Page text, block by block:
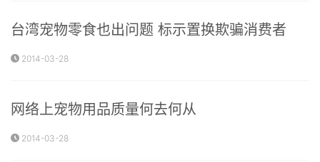
台湾宠物零食也出问题 标示置换欺骗消费者
2014-03-28
网络上宠物用品质量何去何从
2014-03-28